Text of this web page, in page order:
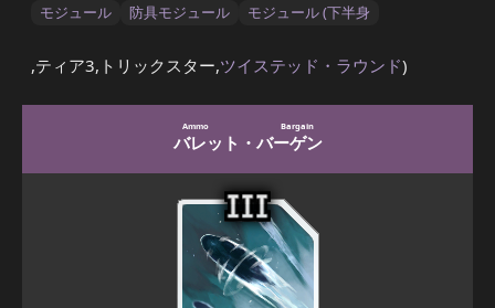
モジュール
防具モジュール モジュール (下半身
,ティア3,トリックスター,ツイステッド・ラウンド)
バレット・バーゲン
Ammo Bargain